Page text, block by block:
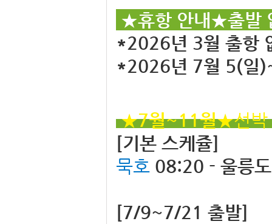
★휴항 안내 ★출발
*2026년 3월 출항
*2026년 7월 5(일
★7월~11월★선
[기본 스케쥴]
묵호 08:20 - 울릉
[7/9~7/21 출발]